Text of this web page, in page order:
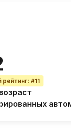
рейтинг:#11